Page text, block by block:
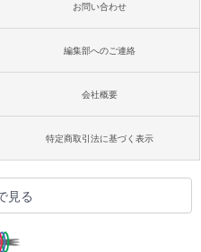
お問い合わせ
編集部へのご連絡
会社概要
特定商取引法に基づく表示
見る